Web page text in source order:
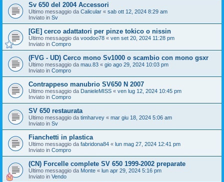
Sv 650 del 2004 Accessori
Ultimo messaggio da Calicular « sab ott 12, 2024 8:29 am
Inviato in Sv
[GE] cerco adattatori per pinze tokico o nissin
Ultimo messaggio da voodoo78 « ven set 20, 2024 11:28 pm
Inviato in Compro
(FVG - UD) Cerco mono Sv1000 o scambio con mono gsxr
Ultimo messaggio da mau.83 « gio ago 29, 2024 10:03 pm
Inviato in Compro
Contrappeso manubrio SV650 N 2007
Ultimo messaggio da DanieleMISS « ven lug 12, 2024 10:45 pm
Inviato in Compro
SV 650 restaurata
Ultimo messaggio da timharvey « mar giu 18, 2024 5:06 am
Inviato in Sv
Fianchetti in plastica
Ultimo messaggio da fabridona84 « lun mag 27, 2024 12:41 pm
Inviato in Compro
(CN) Forcelle complete SV 650 1999-2002 preparate
Ultimo messaggio da Monte « lun apr 29, 2024 5:16 pm
Inviato in Vendo